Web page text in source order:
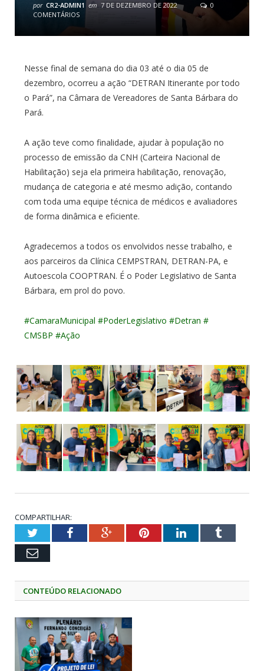
por CR2-ADMIN1 em 7 DE DEZEMBRO DE 2022
0
COMENTÁRIOS
Nesse final de semana do dia 03 até o dia 05 de
dezembro, ocorreu a ação “DETRAN Itinerante por todo
o Pará”, na Câmara de Vereadores de Santa Bárbara do
Pará.
A ação teve como finalidade, ajudar à população no
processo de emissão da CNH (Carteira Nacional de
Habilitação) seja ela primeira habilitação, renovação,
mudança de categoria e até mesmo adição, contando
com toda uma equipe técnica de médicos e avaliadores
de forma dinâmica e eficiente.
Agradecemos a todos os envolvidos nesse trabalho, e
aos parceiros da Clínica CEMPSTRAN, DETRAN-PA, e
Autoescola COOPTRAN. É o Poder Legislativo de Santa
Bárbara, em prol do povo.
#CamaraMunicipal #PoderLegislativo #Detran #
CMSBP #Ação
COMPARTILHAR:
TwitterFacebookGoogle+PinterestLinkedInTumblr
Email
CONTEÚDO RELACIONADO